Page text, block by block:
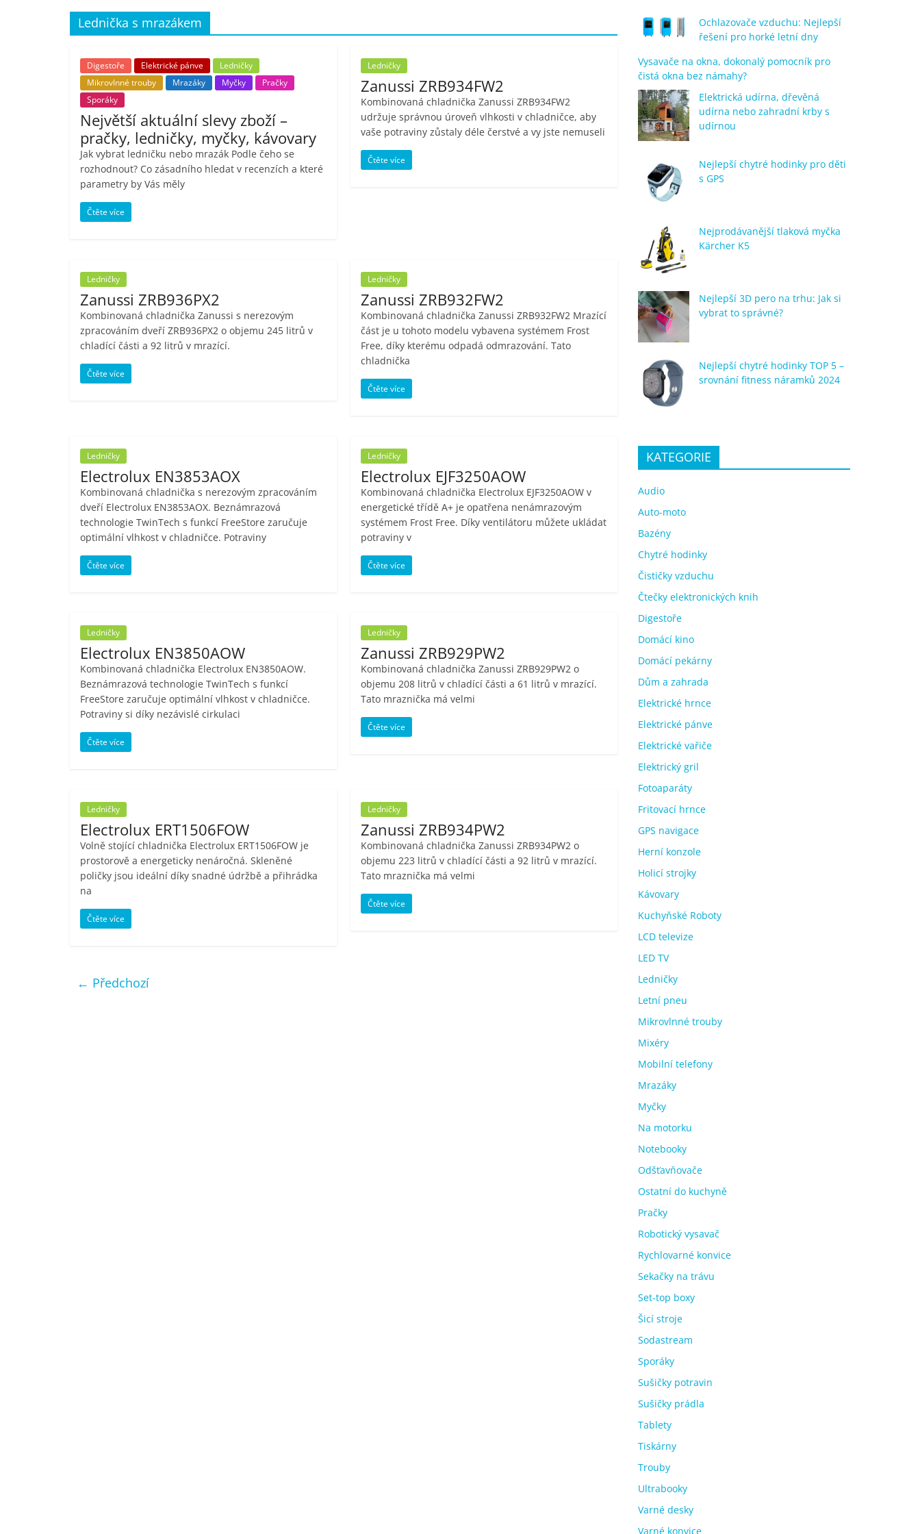
porovnání,
pračky,
televize,
notebooky,
mobilní
telefony,
bazény
Nejlepší
elektronika
porovnání
Elektro
OK,
notebooky,
mobilní
telefony,
kávovary,
bazény
Lednička s mrazákem
Digestoře Elektrické pánve
Ledničky
Mikrovlnné trouby
Mrazáky Myčky
Pračky
Sporáky
Největší aktuální slevy zboží –
pračky, ledničky, myčky, kávovary
Jak vybrat ledničku nebo mrazák Podle čeho se
rozhodnout? Co zásadního hledat v recenzích a které
parametry by Vás měly
Čtěte více
Ledničky
Zanussi ZRB934FW2
Kombinovaná chladnička Zanussi ZRB934FW2
udržuje správnou úroveň vlhkosti v chladničce, aby
vaše potraviny zůstaly déle čerstvé a vy jste nemuseli
Čtěte více
Ledničky
Zanussi ZRB936PX2
Kombinovaná chladnička Zanussi s nerezovým
zpracováním dveří ZRB936PX2 o objemu 245 litrů v
chladící části a 92 litrů v mrazící.
Čtěte více
Ledničky
Zanussi ZRB932FW2
Kombinovaná chladnička Zanussi ZRB932FW2 Mrazící
část je u tohoto modelu vybavena systémem Frost
Free, díky kterému odpadá odmrazování. Tato
chladnička
Čtěte více
Ledničky
Electrolux EN3853AOX
Kombinovaná chladnička s nerezovým zpracováním
dveří Electrolux EN3853AOX. Beznámrazová
technologie TwinTech s funkcí FreeStore zaručuje
optimální vlhkost v chladničce. Potraviny
Čtěte více
Ledničky
Electrolux EJF3250AOW
Kombinovaná chladnička Electrolux EJF3250AOW v
energetické třídě A+ je opatřena nenámrazovým
systémem Frost Free. Díky ventilátoru můžete ukládat
potraviny v
Čtěte více
Ledničky
Electrolux EN3850AOW
Kombinovaná chladnička Electrolux EN3850AOW.
Beznámrazová technologie TwinTech s funkcí
FreeStore zaručuje optimální vlhkost v chladničce.
Potraviny si díky nezávislé cirkulaci
Čtěte více
Ledničky
Zanussi ZRB929PW2
Kombinovaná chladnička Zanussi ZRB929PW2 o
objemu 208 litrů v chladící části a 61 litrů v mrazící.
Tato mraznička má velmi
Čtěte více
Ledničky
Electrolux ERT1506FOW
Volně stojící chladnička Electrolux ERT1506FOW je
prostorově a energeticky nenáročná. Skleněné
poličky jsou ideální díky snadné údržbě a přihrádka
na
Čtěte více
Ledničky
Zanussi ZRB934PW2
Kombinovaná chladnička Zanussi ZRB934PW2 o
objemu 223 litrů v chladící části a 92 litrů v mrazící.
Tato mraznička má velmi
Čtěte více
← Předchozí
Ochlazovače vzduchu: Nejlepší
řešení pro horké letní dny
Vysavače na okna, dokonalý pomocník pro
čistá okna bez námahy?
Elektrická udírna, dřevěná
udírna nebo zahradní krby s
udírnou
Nejlepší chytré hodinky pro děti
s GPS
Nejprodávanější tlaková myčka
Kärcher K5
Nejlepší 3D pero na trhu: Jak si
vybrat to správné?
Nejlepší chytré hodinky TOP 5 –
srovnání fitness náramků 2024
KATEGORIE
Audio
Auto-moto
Bazény
Chytré hodinky
Čističky vzduchu
Čtečky elektronických knih
Digestoře
Domácí kino
Domácí pekárny
Dům a zahrada
Elektrické hrnce
Elektrické pánve
Elektrické vařiče
Elektrický gril
Fotoaparáty
Fritovací hrnce
GPS navigace
Herní konzole
Holicí strojky
Kávovary
Kuchyňské Roboty
LCD televize
LED TV
Ledničky
Letní pneu
Mikrovlnné trouby
Mixéry
Mobilní telefony
Mrazáky
Myčky
Na motorku
Notebooky
Odšťavňovače
Ostatní do kuchyně
Pračky
Robotický vysavač
Rychlovarné konvice
Sekačky na trávu
Set-top boxy
Šicí stroje
Sodastream
Sporáky
Sušičky potravin
Sušičky prádla
Tablety
Tiskárny
Trouby
Ultrabooky
Varné desky
Varné konvice